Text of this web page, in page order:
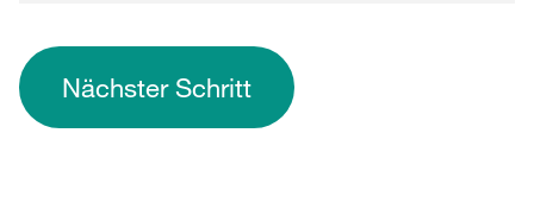
Nächster Schritt